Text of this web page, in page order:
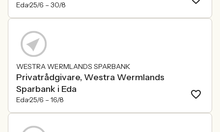
Eda25/6 – 30/8
WESTRA WERMLANDS SPARBANK
Privatrådgivare, Westra Wermlands
Sparbank i Eda
Eda25/6 – 16/8